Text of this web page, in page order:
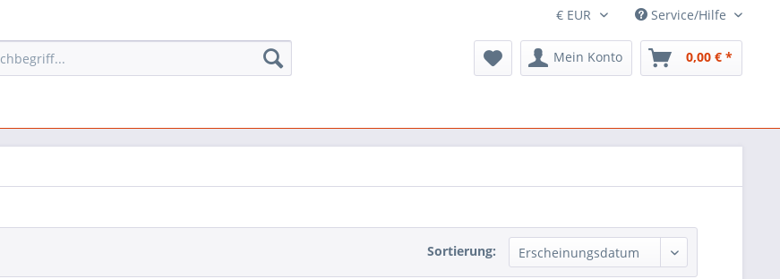
Service/Hilfe
Mein Konto 0,00 € *
Sortierung: